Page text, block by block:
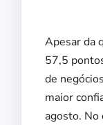
Apesar da
57,5
de
maior
agosto.